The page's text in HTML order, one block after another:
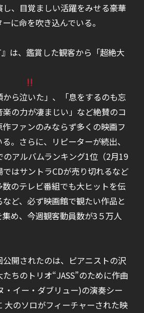
、目覚ましい活躍をみせる豪華
に命を吹き込んでいる。
は、鑑賞した観客から「超絶大
から泣いた」、「息をするのも忘
の力が凄まじい」など絶賛のコ
ファンのみならず多くの映画フ
。さらに、リピーターが続出、
アルバムランキング1位（2月19
はサントラCDが売り切れるなど
のテレビ番組でも大ヒットを伝
ど、必ず映画館で観たい作品と
集め、今週観客動員数が3５万人
開されたのは、ピアニストの沢
ちのトリオ“JASS”のために作曲
・イー・ダブリュー)の演奏シー
大のソロがフィーチャーされた映